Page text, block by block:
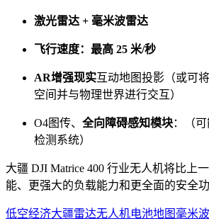
激光雷达 + 毫米波雷达
飞行速度：最高 25 米/秒
AR增强现实互动地图投影（或可
空间并与物理世界进行交互）
O4图传、 全向障碍感知模块：（
检测系统）
大疆 DJI Matrice 400 行业无人机将比上
能、更强大的负载能力和更全面的安全功
低空经济大疆雷达无人机电池地图 毫米